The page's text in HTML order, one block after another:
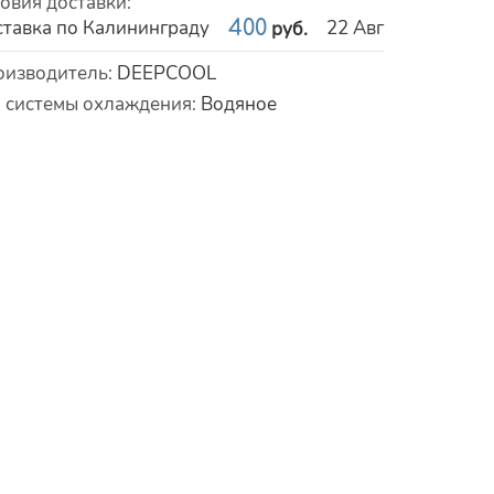
по Калининграду
400 руб.
22 Авг
: DEEPCOOL
системы охлаждения: Водяное